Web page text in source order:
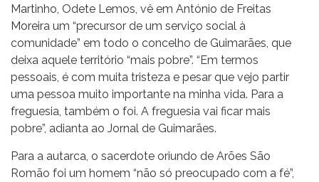
Martinho, Odete Lemos, vê em António de Freitas
Moreira um “precursor de um serviço social à
comunidade” em todo o concelho de Guimarães, que
deixa aquele território “mais pobre”. “Em termos
pessoais, é com muita tristeza e pesar que vejo partir
uma pessoa muito importante na minha vida. Para a
freguesia, também o foi. A freguesia vai ficar mais
pobre”, adianta ao Jornal de Guimarães.
Para a autarca, o sacerdote oriundo de Arões São
Romão foi um homem “não só preocupado com a fé”,